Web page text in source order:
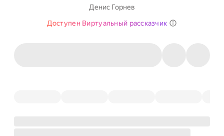
Денис Горнев
Доступен Виртуальный рассказчик